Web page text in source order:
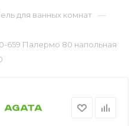
для ванных комнат —
659 Палермо 80 напольная